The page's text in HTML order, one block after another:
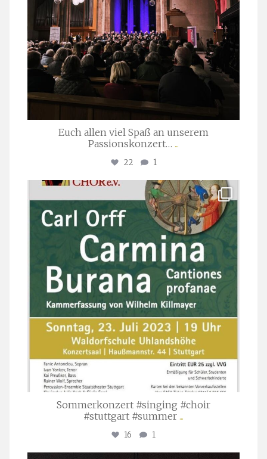
Euch allen viel Spaß an unserem
Passionskonzert… ...
22 1
stuttgarter_oratorienchor
Juli 22
Sommerkonzert #singing #choir
#stuttgart #summer ...
16 1